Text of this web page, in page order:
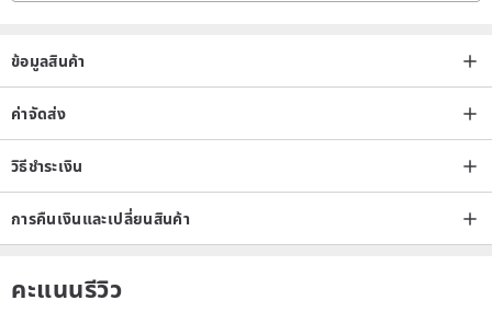
ข้อมูลสินค้า
ค่าจัดส่ง
วิธีชำระเงิน
การคืนเงินและเปลี่ยนสินค้า
คะแนนรีวิว